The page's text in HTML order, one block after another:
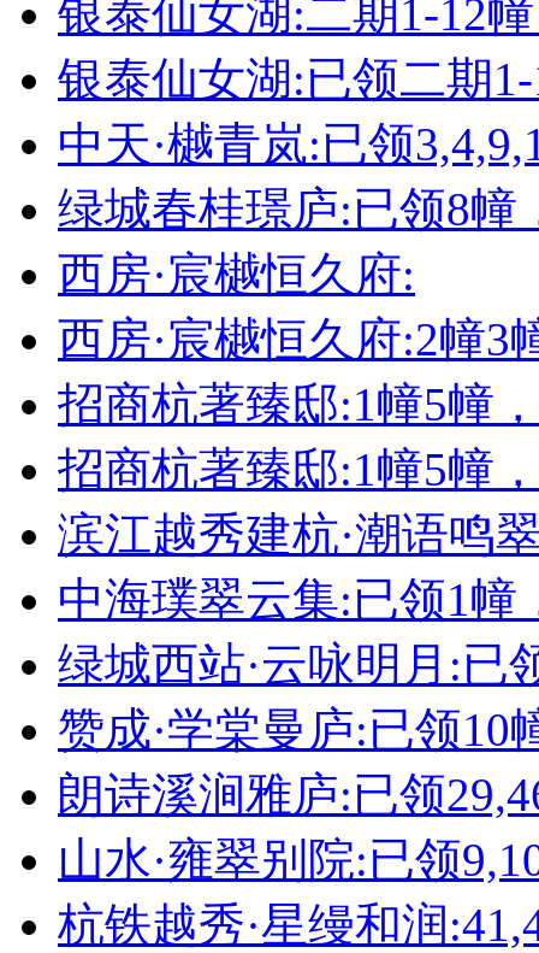
银泰仙女湖:二期1-12
银泰仙女湖:已领二期
中天·樾青岚:已领
绿城春桂璟庐:已领8幢
西房·宸樾恒久府:
西房·宸樾恒久府:2幢3
招商杭著臻邸:1幢5幢
招商杭著臻邸:1幢5幢
滨江越秀建杭·潮语鸣
中海璞翠云集:已领1幢
绿城西站·云咏明月:已
赞成·学棠曼庐:已领10
朗诗溪涧雅庐:已领
山水·雍翠别院:已领
杭铁越秀·星缦和润